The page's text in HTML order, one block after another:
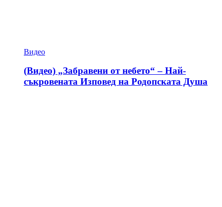
Видео
(Видео) „Забравени от небето“ – Най-
съкровената Изповед на Родопската Душа